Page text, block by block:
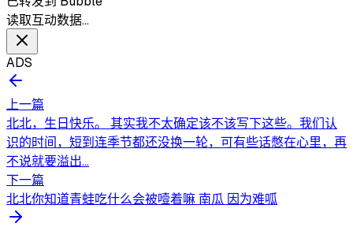
读取互动数据…
ADS
上一篇
北北，生日快乐。 其实我不太确定该不该写下这些。我们认
识的时间，短到连季节都还没换一轮，可有些话憋在心里，再
不说就要溢出...
下一篇
北北你知道青蛙吃什么会被噎着嘛 南瓜 因为难呱